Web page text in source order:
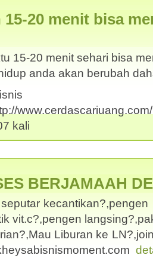
20 menit bisa
15-20 menit sehari bisa
anda akan berubah
kali
BERJAMAAH
vit.c?,pengen
Liburan ke